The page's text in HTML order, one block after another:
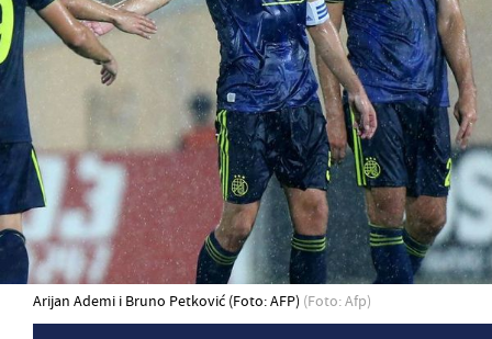
Arijan Ademi i Bruno Petković (Foto: AFP) (Foto: Afp)